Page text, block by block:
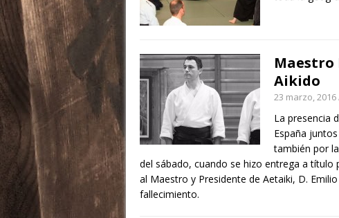
Maestro
Aikido
23 marzo, 2016
La presencia
España
también por
del sábado, cuando se hizo entrega a título
al Maestro y Presidente de Aetaiki, D.
fallecimiento.